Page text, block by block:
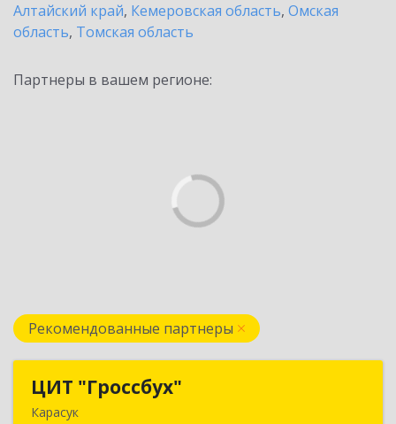
Алтайский край, Кемеровская область, Омская
область, Томская область
Партнеры в вашем регионе:
Рекомендованные партнеры
ЦИТ "Гроссбух"
Карасук